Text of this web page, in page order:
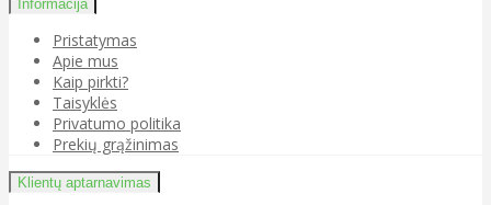
Informacija
Pristatymas
Apie mus
Kaip pirkti?
Taisyklės
Privatumo politika
Prekių grąžinimas
Klientų aptarnavimas